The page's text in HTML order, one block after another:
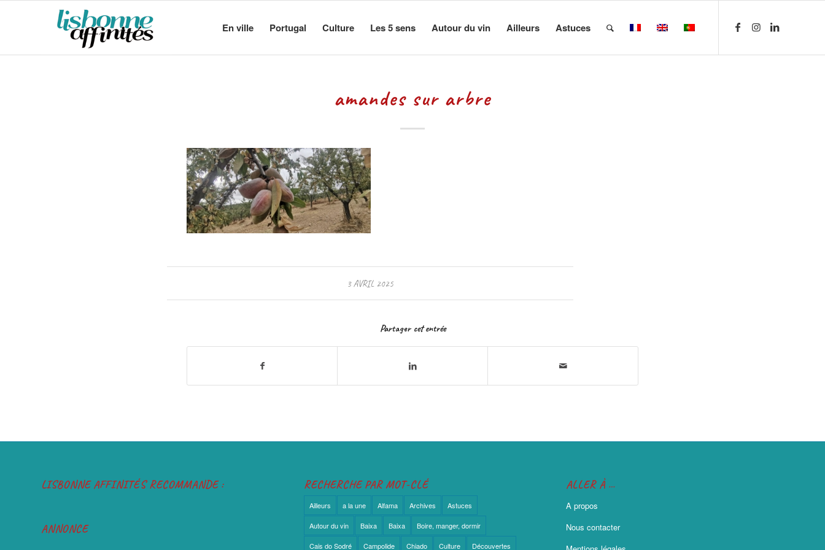
En ville Portugal Culture Les 5 sens Autour du vin Ailleurs Astuces
amandes sur arbre
3 AVRIL 2025
Partager cet entrée
LISBONNE AFFINITÉS RECOMMANDE :
ANNONCE
RECHERCHE PAR MOT-CLÉ
Ailleurs a la une Alfama Archives Astuces
Autour du vin Baixa Baixa Boire, manger, dormir
Cais do Sodré Campolide Chiado Culture Découvertes
ALLER À …
A propos
Nous contacter